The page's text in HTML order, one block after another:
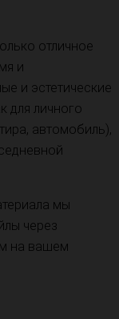
отличное
и
и эстетические
для личного
автомобиль),
мы
через
на вашем